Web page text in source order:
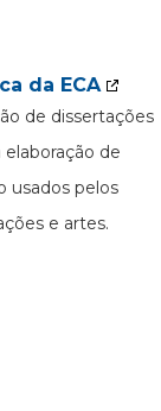
da ECA
de dissertações
de
usados pelos
e artes.